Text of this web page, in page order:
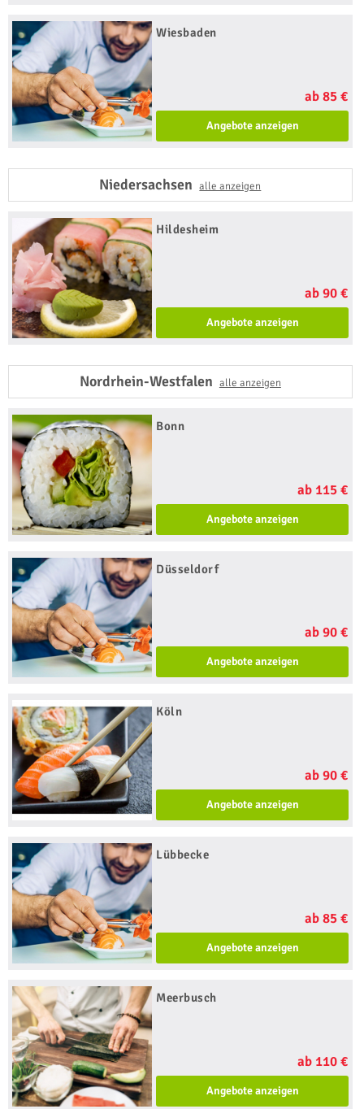
Wiesbaden
ab 85 €
Angebote anzeigen
Niedersachsenalle anzeigen
Hildesheim
ab 90 €
Angebote anzeigen
Nordrhein-Westfalen alle anzeigen
Bonn
ab 115 €
Angebote anzeigen
Düsseldorf
ab 90 €
Angebote anzeigen
Köln
ab 90 €
Angebote anzeigen
Lübbecke
ab 85 €
Angebote anzeigen
Meerbusch
ab 110 €
Angebote anzeigen